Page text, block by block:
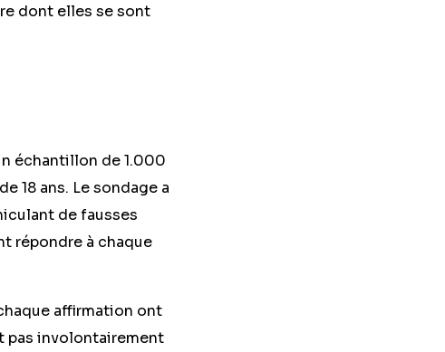
dont elles se sont
échantillon de 1.000
18 ans. Le sondage a
de fausses
répondre à chaque
affirmation ont
pas involontairement